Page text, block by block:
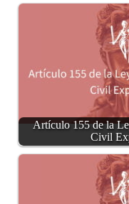
Artículo 155 de la
Civil